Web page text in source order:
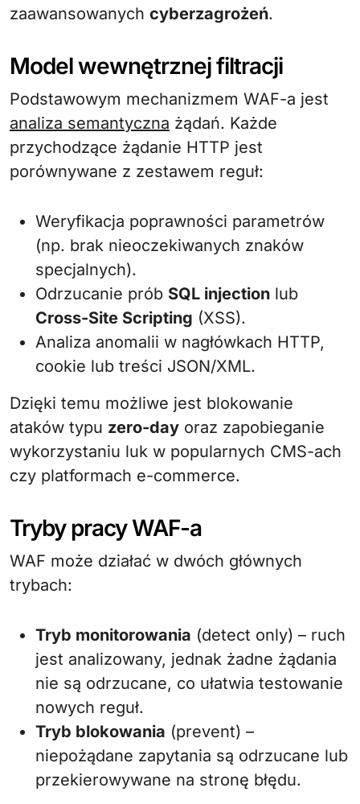
zaawansowanych cyberzagrożeń.
Model wewnętrznej filtracji
Podstawowym mechanizmem WAF-a jest
analiza semantyczna żądań. Każde
przychodzące żądanie HTTP jest
porównywane z zestawem reguł:
Weryfikacja poprawności parametrów
(np. brak nieoczekiwanych znaków
specjalnych).
Odrzucanie prób SQL injection lub
Cross-Site Scripting (XSS).
Analiza anomalii w nagłówkach HTTP,
cookie lub treści JSON/XML.
Dzięki temu możliwe jest blokowanie
ataków typu zero-day oraz zapobieganie
wykorzystaniu luk w popularnych CMS-ach
czy platformach e-commerce.
Tryby pracy WAF-a
WAF może działać w dwóch głównych
trybach:
Tryb monitorowania (detect only) – ruch
jest analizowany, jednak żadne żądania
nie są odrzucane, co ułatwia testowanie
nowych reguł.
Tryb blokowania (prevent) –
niepożądane zapytania są odrzucane lub
przekierowywane na stronę błędu.